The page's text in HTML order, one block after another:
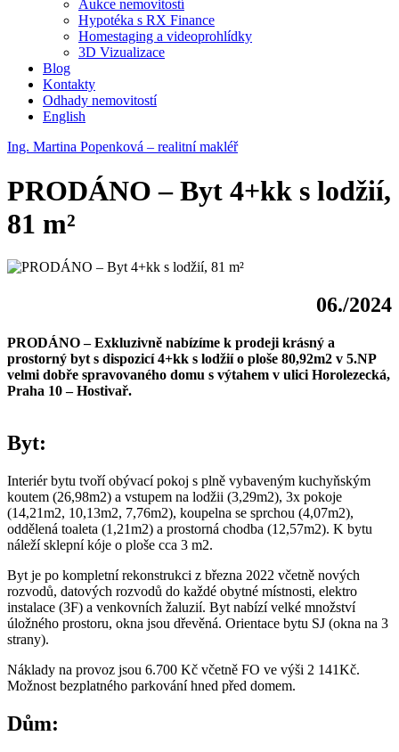
Aukce nemovitostí
Hypotéka s RX Finance
Homestaging a videoprohlídky
3D Vizualizace
Blog
Kontakty
Odhady nemovitostí
English
Ing. Martina Popenková – realitní makléř
PRODÁNO – Byt 4+kk s lodžií,
81 m²
06./2024
PRODÁNO – Exkluzivně nabízíme k prodeji krásný a
prostorný byt s dispozicí 4+kk s lodžií o ploše 80,92m2 v 5.NP
velmi dobře spravovaného domu s výtahem v ulici Horolezecká,
Praha 10 – Hostivař.
Byt:
Interiér bytu tvoří obývací pokoj s plně vybaveným kuchyňským
koutem (26,98m2) a vstupem na lodžii (3,29m2), 3x pokoje
(14,21m2, 10,13m2, 7,76m2), koupelna se sprchou (4,07m2),
oddělená toaleta (1,21m2) a prostorná chodba (12,57m2). K bytu
náleží sklepní kóje o ploše cca 3 m2.
Byt je po kompletní rekonstrukci z března 2022 včetně nových
rozvodů, datových rozvodů do každé obytné místnosti, elektro
instalace (3F) a venkovních žaluzií. Byt nabízí velké množství
úložného prostoru, okna jsou dřevěná. Orientace bytu SJ (okna na 3
strany).
Náklady na provoz jsou 6.700 Kč včetně FO ve výši 2 141Kč.
Možnost bezplatného parkování hned před domem.
Dům: